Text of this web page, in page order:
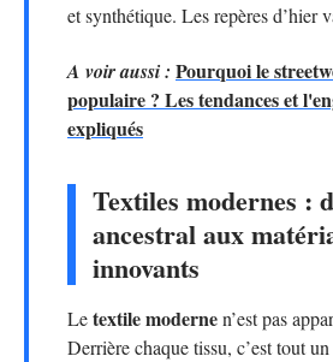
et synthétique. Les repères d’hier
A voir aussi : Pourquoi le
populaire ? Les tendances et
expliqués
Textiles modernes :
ancestral aux
innovants
Letextile modernen’est pas
Derrière chaque tissu, c’est tout